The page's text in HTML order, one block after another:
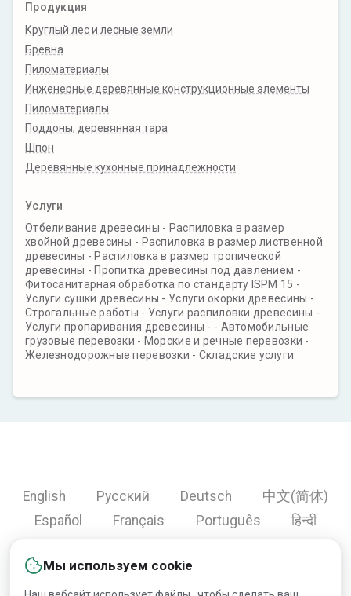
Продукция
Круглый лес и лесные земли
Бревна
Пиломатериалы
Инженерные деревянные конструкционные элементы
Пиломатериалы
Поддоны, деревянная тара
Шпон
Деревянные кухонные принадлежности
Услуги
Отбеливание древесины - Распиловка в размер
хвойной древесины - Распиловка в размер лиственной
древесины - Распиловка в размер тропической
древесины - Пропитка древесины под давлением -
Фитосанитарная обработка по стандарту ISPM 15 -
Услуги сушки древесины - Услуги окорки древесины -
Строгальные работы - Услуги распиловки древесины -
Услуги пропаривания древесины - - Автомобильные
грузовые перевозки - Морские и речные перевозки -
Железнодорожные перевозки - Складские услуги
Мы используем cookie
English Русский Deutsch
中文(简体)
Español
Français Português
हिन्दी